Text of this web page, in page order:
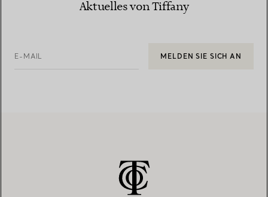
Aktuelles von Tiffany
E-MAIL MELDEN SIE SICH AN